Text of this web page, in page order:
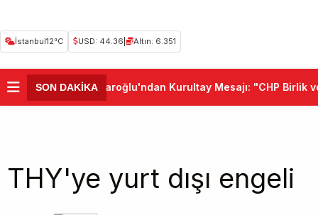
İstanbul12°C USD: 44.36 Altın: 6.351
SON DAKİKA
•Kemal Kılıçdaroğlu'ndan Kurultay Mesajı: "CHP Birlik
THY'ye yurt dışı engeli